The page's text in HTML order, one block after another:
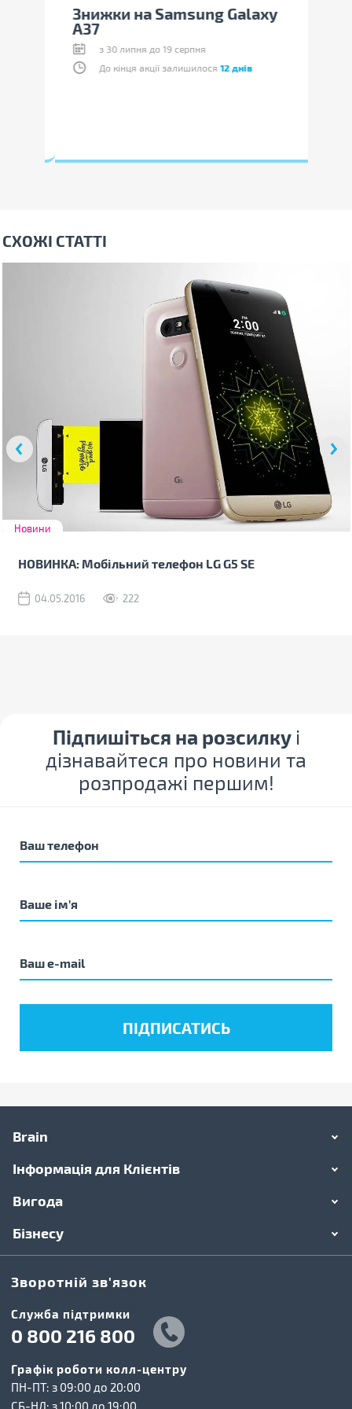
Знижки на Samsung Galaxy
A37
з 30 липня до 19 серпня
До кінця акції залишилося12 днів
СХОЖІ СТАТТІ
Новини
НОВИНКА: Мобільний телефон LG G5 SE
04.05.2016 222
Підпишіться на розсилку і
дізнавайтеся про новини та
розпродажі першим!
Brain
Інформація для Клієнтів
Вигода
Бізнесу
Зворотній зв'язок
Cлужба підтримки
0 800 216 800
Графік роботи колл-центру
ПН-ПТ: з 09:00 до 20:00
СБ-НД: з 10:00 до 19:00